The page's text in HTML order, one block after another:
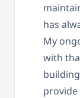
has
My
with